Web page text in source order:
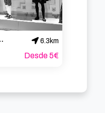
Arriaga
6.3km
Desde 5€